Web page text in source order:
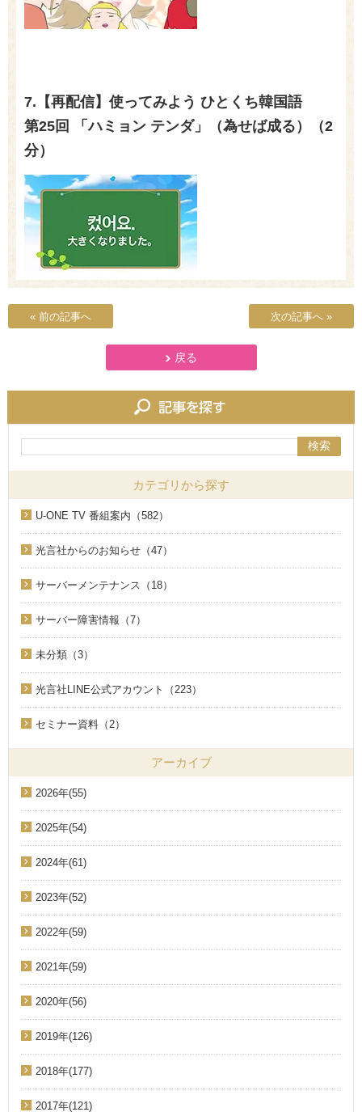
7.【再配信】使ってみよう ひとくち韓国語
第25回 「ハミョン テンダ」（為せば成る）（2
分）
« 前の記事へ 次の記事へ »
戻る
検索
カテゴリから探す
U-ONE TV 番組案内（582）
光言社からのお知らせ（47）
サーバーメンテナンス（18）
サーバー障害情報（7）
未分類（3）
光言社LINE公式アカウント（223）
セミナー資料（2）
アーカイブ
2026年(55)
2025年(54)
2024年(61)
2023年(52)
2022年(59)
2021年(59)
2020年(56)
2019年(126)
2018年(177)
2017年(121)